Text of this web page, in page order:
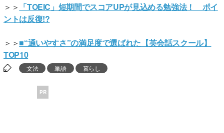
＞＞ 「TOEIC」短期間でスコアUPが見込める勉強法！ ポイ
ントは反復!?
＞＞■“通いやすさ”の満足度で選ばれた【英会話スクール】
TOP10
文法 単語 暮らし
PR